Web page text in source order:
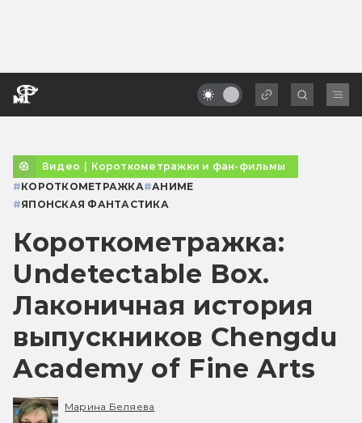
Видео | Короткометражки и фан-фильмы
#КОРОТКОМЕТРАЖКА#АНИМЕ
#ЯПОНСКАЯ ФАНТАСТИКА
Короткометражка:
Undetectable Box.
Лаконичная история
выпускников Chengdu
Academy of Fine Arts
Марина Беляева